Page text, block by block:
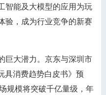
智能及大模型的应用为玩
验，成为行业竞争的新赛
大潜力。京东与深圳市
具消费趋势白皮书》预
规模将突破千亿量级，年